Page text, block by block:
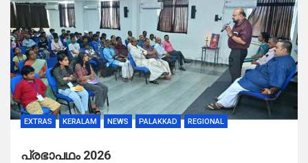
EXTRAS KERALAM NEWS PALAKKAD REGIONAL
പ്രഭാപഥം 2026